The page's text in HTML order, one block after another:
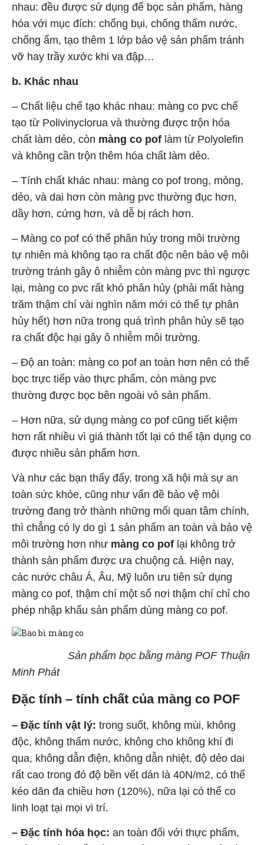
nhau: đều được sử dụng để bọc sản phẩm, hàng
hóa với mục đích: chống bụi, chống thấm nước,
chống ẩm, tạo thêm 1 lớp bảo vệ sản phẩm tránh
vỡ hay trầy xước khi va đập…
b. Khác nhau
– Chất liệu chế tạo khác nhau: màng co pvc chế
tạo từ Polivinyclorua và thường được trộn hóa
chất làm dẻo, còn màng co pof làm từ Polyolefin
và không cần trộn thêm hóa chất làm dẻo.
– Tính chất khác nhau: màng co pof trong, mỏng,
dẻo, và dai hơn còn màng pvc thường đục hơn,
dầy hơn, cứng hơn, và dễ bị rách hơn.
– Màng co pof có thể phân hủy trong môi trường
tự nhiên mà không tạo ra chất độc nên bảo vệ môi
trường tránh gây ô nhiễm còn màng pvc thì ngược
lại, màng co pvc rất khó phân hủy (phải mất hàng
trăm thậm chí vài nghìn năm mới có thể tự phân
hủy hết) hơn nữa trong quá trình phân hủy sẽ tạo
ra chất độc hại gây ô nhiễm môi trường.
– Độ an toàn: màng co pof an toàn hơn nên có thể
bọc trực tiếp vào thực phẩm, còn màng pvc
thường được bọc bên ngoài vỏ sản phẩm.
– Hơn nữa, sử dụng màng co pof cũng tiết kiệm
hơn rất nhiều vì giá thành tốt lại có thể tận dụng co
được nhiều sản phẩm hơn.
Và như các bạn thấy đấy, trong xã hội mà sự an
toàn sức khỏe, cũng như vấn đề bảo vệ môi
trường đang trở thành những mối quan tâm chính,
thì chẳng có ly do gì 1 sản phẩm an toàn và bảo vệ
môi trường hơn như màng co pof lại không trở
thành sản phẩm được ưa chuộng cả. Hiện nay,
các nước châu Á, Âu, Mỹ luôn ưu tiên sử dụng
màng co pof, thậm chí một số nơi thậm chí chỉ cho
phép nhập khẩu sản phẩm dùng màng co pof.
Sản phẩm bọc bằng màng POF Thuận
Minh Phát
Đặc tính – tính chất của màng co POF
– Đặc tính vật lý: trong suốt, không mùi, không
độc, không thấm nước, không cho không khí đi
qua, không dẫn điện, không dẫn nhiệt, độ dẻo dai
rất cao trong đó độ bền vết dán là 40N/m2, có thể
kéo dãn đa chiều hơn (120%), nữa lại có thể co
linh loạt tại mọi vi trí.
– Đặc tính hóa học: an toàn đối với thực phẩm,